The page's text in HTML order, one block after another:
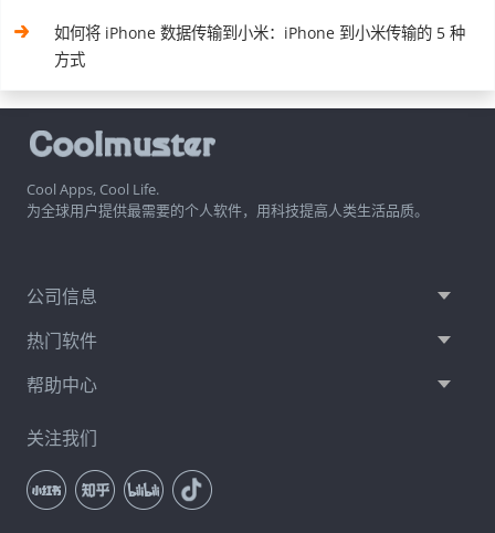
如何将 iPhone 数据传输到小米：iPhone 到小米传输的 5 种
方式
Cool Apps, Cool Life.
为全球用户提供最需要的个人软件，用科技提高人类生活品质。
公司信息
热门软件
帮助中心
关注我们